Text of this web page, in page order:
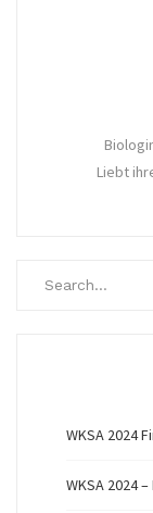
Liebt
WKSA 2024
WKSA 2024